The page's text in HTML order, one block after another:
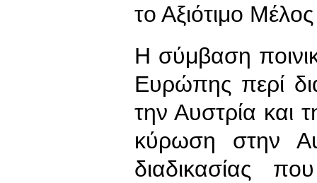
το Αξιότιμο
Η σύμβαση
Ευρώπης περί
την Αυστρία και
κύρωση στην
διαδικασίας